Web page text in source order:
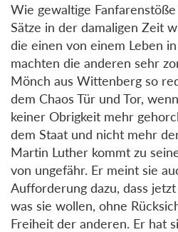
Wie gewaltige
Sätze in der damaligen Zeit
die einen von einem Leben
machten die anderen sehr
Mönch aus Wittenberg so
dem Chaos Tür und Tor,
keiner Obrigkeit mehr
dem Staat und nicht mehr
Martin Luther kommt zu
von ungefähr. Er meint sie
Aufforderung dazu, dass
was sie wollen, ohne
Freiheit der anderen. Er hat